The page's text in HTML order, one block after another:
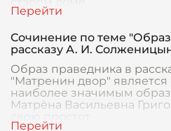
Сочинение по теме
рассказу А. И.
Образ праведника в
"Матренин двор"
наиболее значимым
Матрёна Васильевна